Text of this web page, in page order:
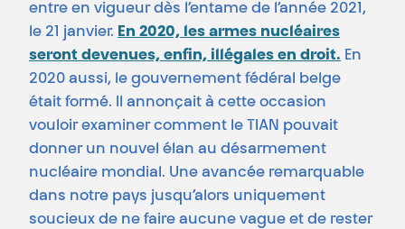
entre en vigueur dès l’entame de l’année 2021,
le 21 janvier. En 2020, les armes nucléaires
seront devenues, enfin, illégales en droit. En
2020 aussi, le gouvernement fédéral belge
était formé. Il annonçait à cette occasion
vouloir examiner comment le TIAN pouvait
donner un nouvel élan au désarmement
nucléaire mondial. Une avancée remarquable
dans notre pays jusqu’alors uniquement
soucieux de ne faire aucune vague et de rester